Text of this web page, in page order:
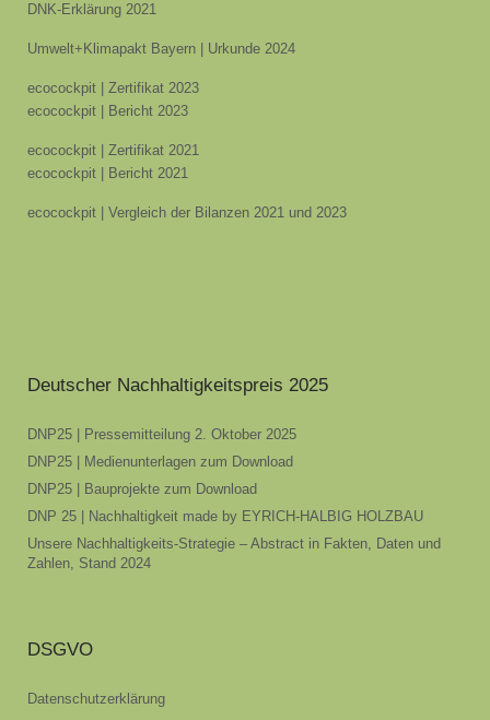
DNK-Erklärung 2021
Umwelt+Klimapakt Bayern | Urkunde 2024
ecocockpit | Zertifikat 2023
ecocockpit | Bericht 2023
ecocockpit | Zertifikat 2021
ecocockpit | Bericht 2021
ecocockpit | Vergleich der Bilanzen 2021 und 2023
Deutscher Nachhaltigkeitspreis 2025
DNP25 | Pressemitteilung 2. Oktober 2025
DNP25 | Medienunterlagen zum Download
DNP25 | Bauprojekte zum Download
DNP 25 | Nachhaltigkeit made by EYRICH-HALBIG HOLZBAU
Unsere Nachhaltigkeits-Strategie – Abstract in Fakten, Daten und
Zahlen, Stand 2024
DSGVO
Datenschutzerklärung